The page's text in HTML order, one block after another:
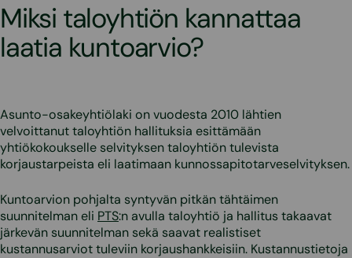
Miksi taloyhtiön kannattaa
laatia kuntoarvio?
Asunto-osakeyhtiölaki on vuodesta 2010 lähtien
velvoittanut taloyhtiön hallituksia esittämään
yhtiökokoukselle selvityksen taloyhtiön tulevista
korjaustarpeista eli laatimaan kunnossapitotarveselvityksen.
Kuntoarvion pohjalta syntyvän pitkän tähtäimen
suunnitelman eli PTS:n avulla taloyhtiö ja hallitus takaavat
järkevän suunnitelman sekä saavat realistiset
kustannusarviot tuleviin korjaushankkeisiin. Kustannustietoja